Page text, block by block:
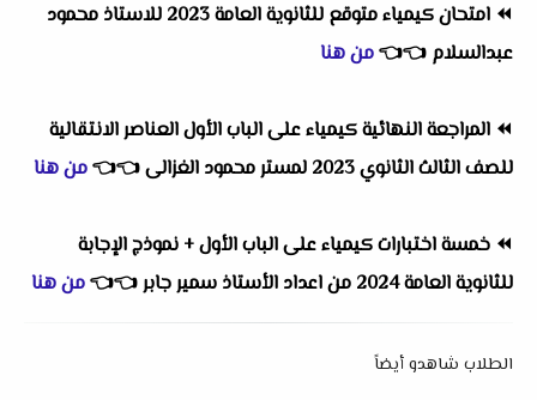
⏪
امتحان كيمياء متوقع للثانوية العامة 2023 للاستاذ محمود
عبدالسلام 👈
👈من هنا
⏪ المراجعة النهائية كيمياء على الباب الأول العناصر الانتقالية
للصف الثالث الثانوي 2023 لمستر محمود الغزالى
👈
👈من هنا
⏪ خمسة اختبارات كيمياء على الباب الأول + نموذج الإجابة
للثانوية العامة 2024 من اعداد الأستاذ سمير جابر
👈
👈من هنا
الطلاب شاهدو أيضاً